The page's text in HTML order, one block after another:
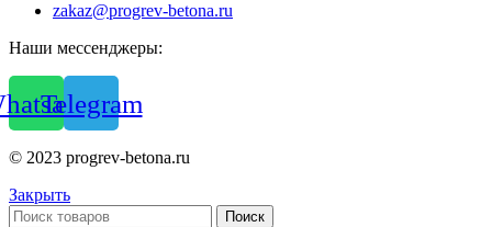
zakaz@progrev-betona.ru
Наши мессенджеры:
Telegram
© 2023 progrev-betona.ru
Закрыть
Поиск